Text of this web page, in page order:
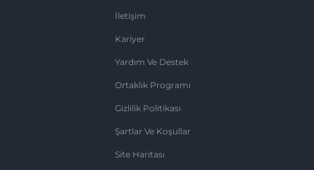
İletişim
Kariyer
Yardım Ve Destek
Ortaklık Programı
Gizlilik Politikası
Şartlar Ve Koşullar
Site Haritası